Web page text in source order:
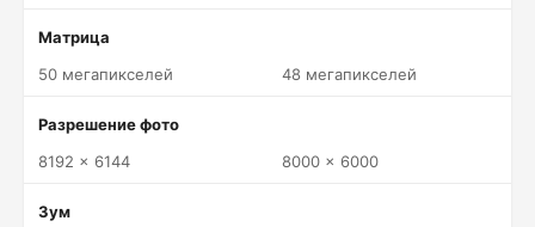
Матрица
50 мегапикселей
48 мегапикселей
Разрешение фото
8192 x 6144
8000 x 6000
Зум